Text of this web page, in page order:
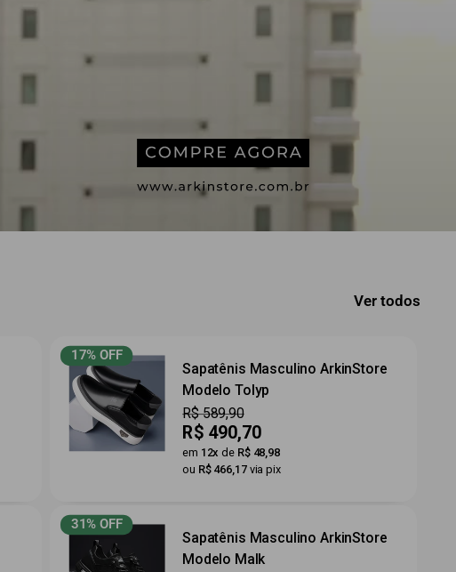
Ver todos
17% OFF
Sapatênis Masculino ArkinStore
Modelo Tolyp
Preço
por
R$ 490,70
Preço
R$ 589,90
em 12x de R$ 48,98
ou R$ 466,17via pix
31% OFF
Sapatênis Masculino ArkinStore
Modelo Malk